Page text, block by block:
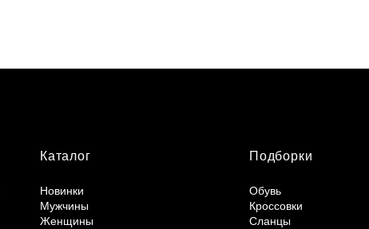
Каталог
Новинки
Мужчины
Женщины
Подборки
Обувь
Кроссовки
Сланцы